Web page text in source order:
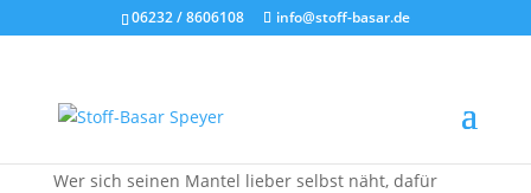
06232 / 8606108 info@stoff-basar.de
10. Okt.. 2018
Wer sich seinen Mantel lieber selbst näht, dafür